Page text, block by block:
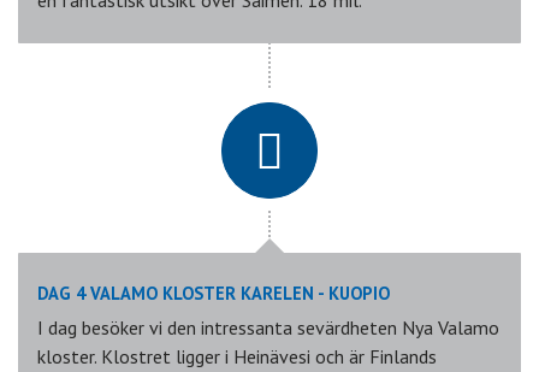
DAG 4 VALAMO KLOSTER KARELEN - KUOPIO
I dag besöker vi den intressanta sevärdheten Nya Valamo
kloster. Klostret ligger i Heinävesi och är Finlands